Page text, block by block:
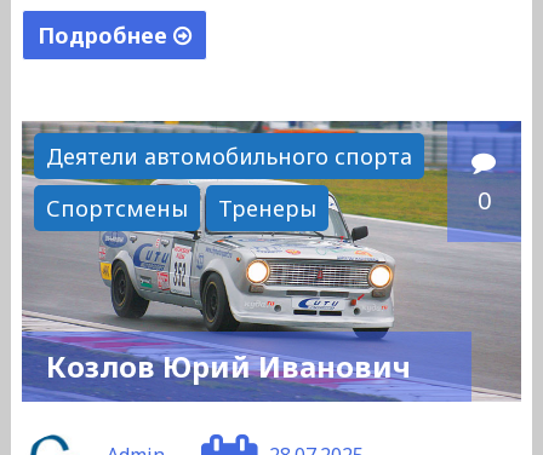
Подробнее
Прокофьевич"
Деятели автомобильного спорта
Спортсмены
Тренеры 0
Козлов Юрий Иванович